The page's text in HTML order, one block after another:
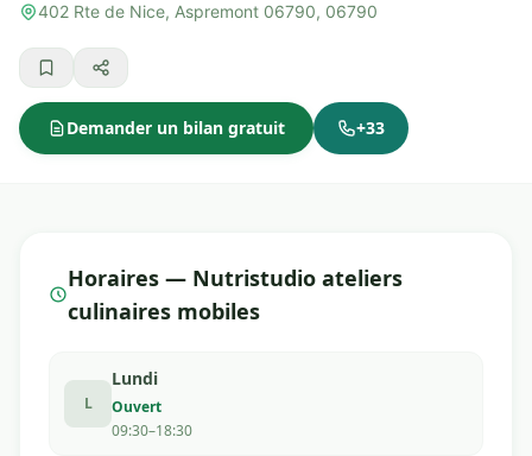
402 Rte de Nice, Aspremont 06790, 06790
Demander un bilan gratuit +33
Horaires — Nutristudio ateliers
culinaires mobiles
L
Lundi
Ouvert
09:30–18:30